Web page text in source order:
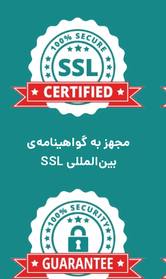
مجهز به گواهینامه‌ی
بین‌المللی SSL